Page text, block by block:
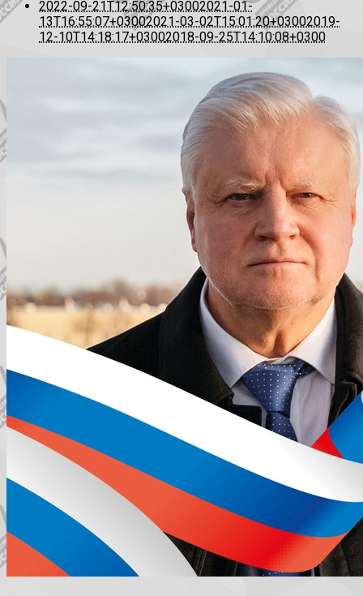
2022-09-21T12:50:35+03002021-01-
13T16:55:07+03002021-03-02T15:01:20+03002019-
12-10T14:18:17+03002018-09-25T14:10:08+0300